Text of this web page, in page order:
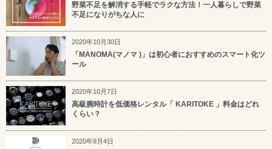
野菜不足を解消する手軽でラクな方法！一人暮らしで野菜
不足になりがちな人に
2020年10月30日
「MANOMA(マノマ )」は初心者におすすめのスマート化ツ
ール
2020年10月7日
高級腕時計を低価格レンタル「 KARITOKE 」料金はどれ
くらい？
2020年9月4日